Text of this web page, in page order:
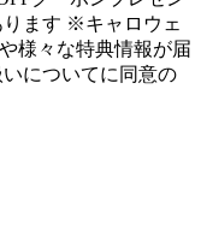
ます ※キャロウェ
様々な特典情報が届
についてに同意の